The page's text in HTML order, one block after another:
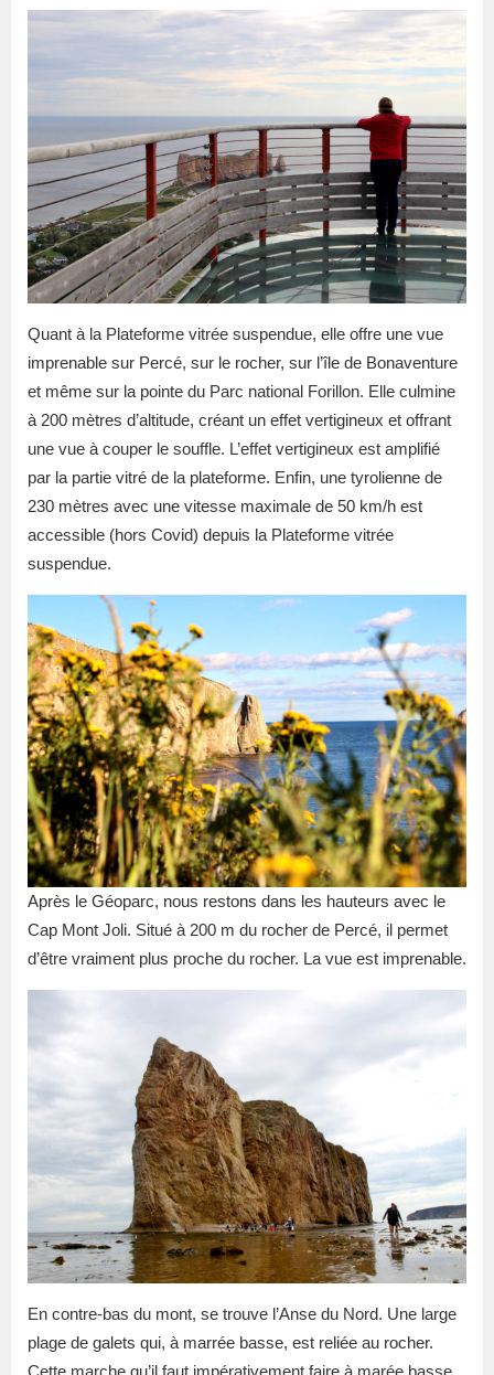
Quant à la Plateforme vitrée suspendue, elle offre une vue
imprenable sur Percé, sur le rocher, sur l’île de Bonaventure
et même sur la pointe du Parc national Forillon. Elle culmine
à 200 mètres d’altitude, créant un effet vertigineux et offrant
une vue à couper le souffle. L’effet vertigineux est amplifié
par la partie vitré de la plateforme. Enfin, une tyrolienne de
230 mètres avec une vitesse maximale de 50 km/h est
accessible (hors Covid) depuis la Plateforme vitrée
suspendue.
Après le Géoparc, nous restons dans les hauteurs avec le
Cap Mont Joli. Situé à 200 m du rocher de Percé, il permet
d’être vraiment plus proche du rocher. La vue est imprenable.
En contre-bas du mont, se trouve l’Anse du Nord. Une large
plage de galets qui, à marrée basse, est reliée au rocher.
Cette marche qu’il faut impérativement faire à marée basse